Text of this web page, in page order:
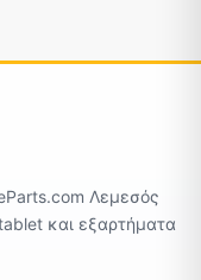
Λεμεσός
και εξαρτήματα